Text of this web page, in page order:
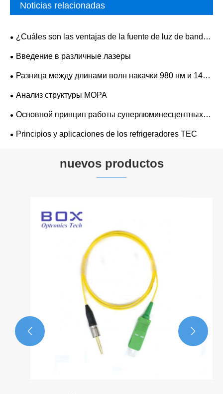
Noticias relacionadas
¿Cuáles son las ventajas de la fuente de luz de banda
ancha ASE frente a las fuentes convencionales?
Введение в различные лазеры
Разница между длинами волн накачки 980 нм и 1480
нм
Анализ структуры MOPA
Основной принцип работы суперлюминесцентных
полупроводниковых светодиодных лазеров
Principios y aplicaciones de los refrigeradores TEC
nuevos productos
 